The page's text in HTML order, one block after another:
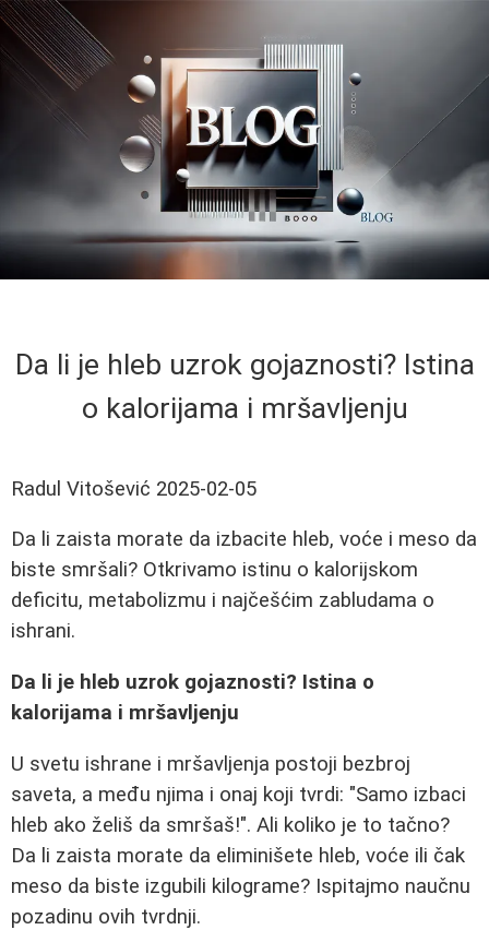
Da li je hleb uzrok gojaznosti? Istina
o kalorijama i mršavljenju
Radul Vitošević 2025-02-05
Da li zaista morate da izbacite hleb, voće i meso da
biste smršali? Otkrivamo istinu o kalorijskom
deficitu, metabolizmu i najčešćim zabludama o
ishrani.
Da li je hleb uzrok gojaznosti? Istina o
kalorijama i mršavljenju
U svetu ishrane i mršavljenja postoji bezbroj
saveta, a među njima i onaj koji tvrdi: "Samo izbaci
hleb ako želiš da smršaš!". Ali koliko je to tačno?
Da li zaista morate da eliminišete hleb, voće ili čak
meso da biste izgubili kilograme? Ispitajmo naučnu
pozadinu ovih tvrdnji.